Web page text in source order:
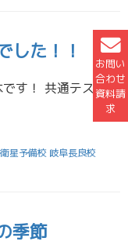
お問い
合わせ
資料請
求
した！！
こんにちは！担任助手の沖本です！ 共通テストお疲れ様でした！！！！ この二日間は精神的にとても疲れたと思います。自分をいたわってあげて下さい。 十分にいたわってあげたら、次は二次試験です。二次試験は大体2月の25日前後に […]
星予備校 岐阜長良校
季節